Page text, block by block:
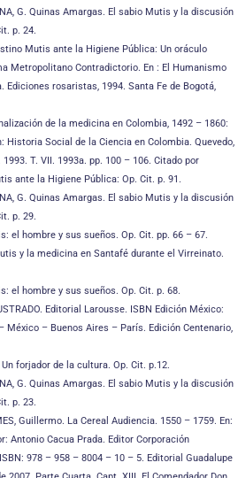
G. Quinas Amargas. El sabio Mutis y la discusión
p. 24.
Mutis ante la Higiene Pública: Un oráculo
Metropolitano Contradictorio. En : El Humanismo
Ediciones rosaristas, 1994. Santa Fe de Bogotá,
de la medicina en Colombia, 1492 – 1860:
Historia Social de la Ciencia en Colombia. Quevedo,
1993. T. VII. 1993a. pp. 100 – 106. Citado por
ante la Higiene Pública: Op. Cit. p. 91.
G. Quinas Amargas. El sabio Mutis y la discusión
p. 29.
el hombre y sus sueños. Op. Cit. pp. 66 – 67.
y la medicina en Santafé durante el Virreinato.
el hombre y sus sueños. Op. Cit. p. 68.
Editorial Larousse. ISBN Edición México:
México – Buenos Aires – París. Edición Centenario,
forjador de la cultura. Op. Cit. p.12.
G. Quinas Amargas. El sabio Mutis y la discusión
p. 23.
Guillermo. La Cereal Audiencia. 1550 – 1759. En:
Antonio Cacua Prada. Editor Corporación
978 – 958 – 8004 – 10 – 5. Editorial Guadalupe